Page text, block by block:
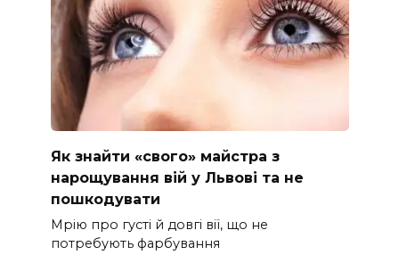
Як знайти «свого» майстра з
нарощування вій у Львові та не
пошкодувати
Мрію про густі й довгі вії, що не
потребують фарбування